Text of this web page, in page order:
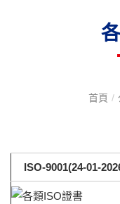
首頁/
ISO-9001(24-01-